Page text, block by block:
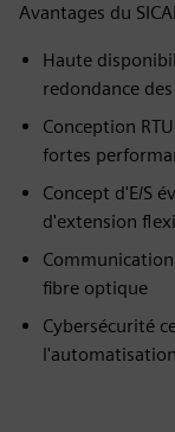
Avantages du
Haute
redondance
Conception
fortes
Concept d'E/S
d'extension
fibre optique
Cybersécurité